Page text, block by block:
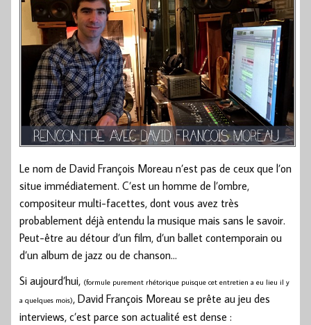
Le nom de David François Moreau n’est pas de ceux que l’on
situe immédiatement. C’est un homme de l’ombre,
compositeur multi-facettes, dont vous avez très
probablement déjà entendu la musique mais sans le savoir.
Peut-être au détour d’un film, d’un ballet contemporain ou
d’un album de jazz ou de chanson…
Si aujourd’hui, (formule purement rhétorique puisque cet entretien a eu lieu il y
a quelques mois), David François Moreau se prête au jeu des
interviews, c’est parce son actualité est dense :